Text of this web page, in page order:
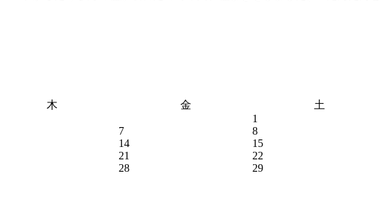
木 金
土
1
7
8
14
15
21
22
28
29